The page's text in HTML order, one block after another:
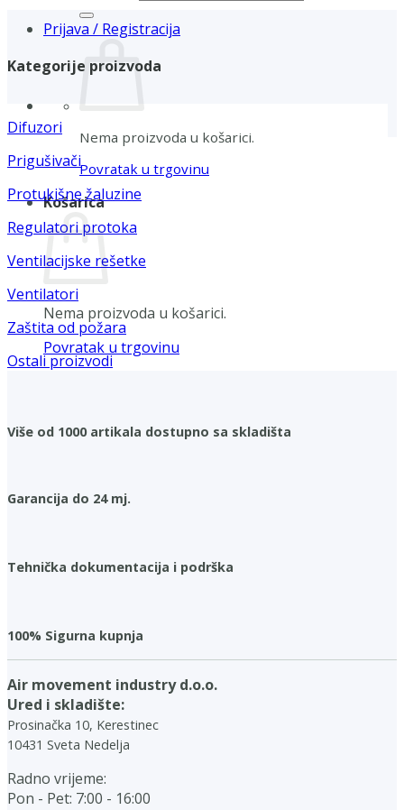
Prijava / Registracija
Nema proizvoda u košarici.
Povratak u trgovinu
Košarica
Nema proizvoda u košarici.
Povratak u trgovinu
Kategorije proizvoda
Difuzori
Prigušivači
Protukišne žaluzine
Regulatori protoka
Ventilacijske rešetke
Ventilatori
Zaštita od požara
Ostali proizvodi
Više od 1000 artikala dostupno sa skladišta
Garancija do 24 mj.
Tehnička dokumentacija i podrška
100% Sigurna kupnja
Air movement industry d.o.o.
Ured i skladište:
Prosinačka 10, Kerestinec
10431 Sveta Nedelja
Radno vrijeme:
Pon - Pet: 7:00 - 16:00